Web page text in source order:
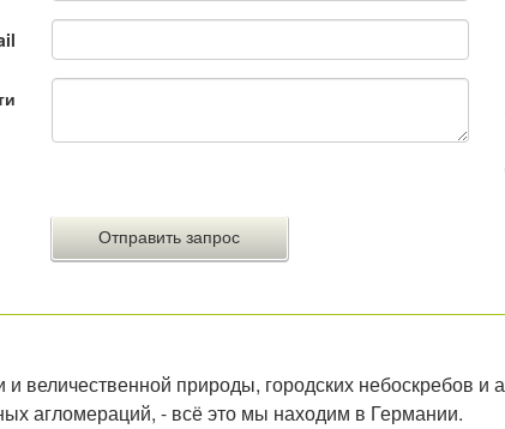
величественной природы, городских небоскребов и
агломераций, - всё это мы находим в Германии.